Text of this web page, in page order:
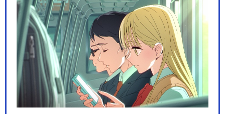
劇場版アルゴナビス 流星のオ
ブリガート
劇場版アルゴナビス AXIA